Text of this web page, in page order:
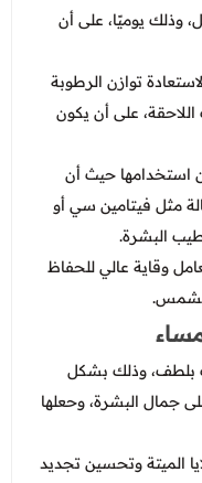
وذلك يوميًا، على أن
توازن الرطوبة
على أن يكون
استخدامها حيث أن
مثل فيتامين سي أو
البشرة.
وقاية عالي للحفاظ
بلطف، وذلك بشكل
جمال البشرة، وحعلها
الميتة وتحسين تجديد